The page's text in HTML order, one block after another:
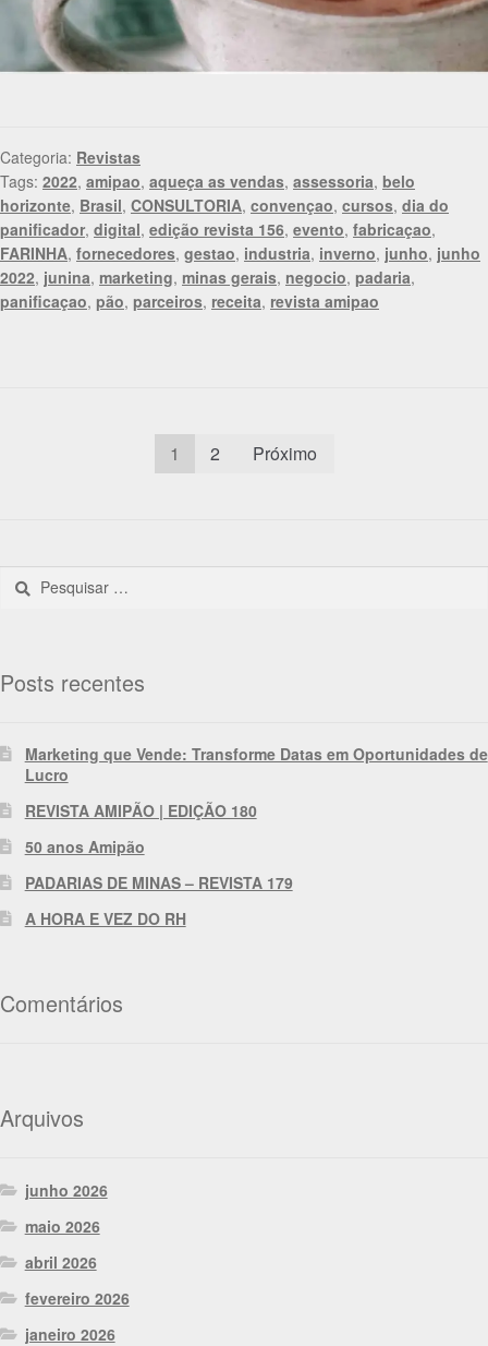
Categoria: Revistas
Tags: 2022, amipao, aqueça as vendas, assessoria, belo
horizonte, Brasil, CONSULTORIA, convençao, cursos, dia do
panificador, digital, edição revista 156, evento, fabricaçao,
FARINHA, fornecedores, gestao, industria, inverno, junho, junho
2022, junina, marketing, minas gerais, negocio, padaria,
panificaçao, pão, parceiros, receita, revista amipao
1 2 Próximo
Posts recentes
Marketing que Vende: Transforme Datas em Oportunidades de
Lucro
REVISTA AMIPÃO | EDIÇÃO 180
50 anos Amipão
PADARIAS DE MINAS – REVISTA 179
A HORA E VEZ DO RH
Comentários
Arquivos
junho 2026
maio 2026
abril 2026
fevereiro 2026
janeiro 2026